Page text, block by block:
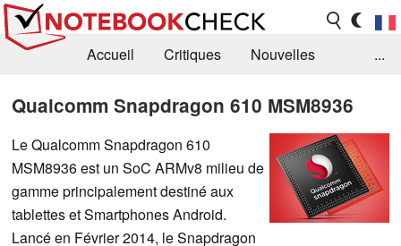
Accueil Critiques
Nouvelles
...
Qualcomm Snapdragon 610 MSM8936
Le Qualcomm Snapdragon 610
MSM8936 est un SoC ARMv8 milieu de
gamme principalement destiné aux
tablettes et Smartphones Android.
Lancé en Février 2014, le Snapdragon